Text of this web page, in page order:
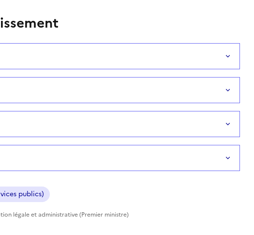
publics)
légale et administrative (Premier ministre)